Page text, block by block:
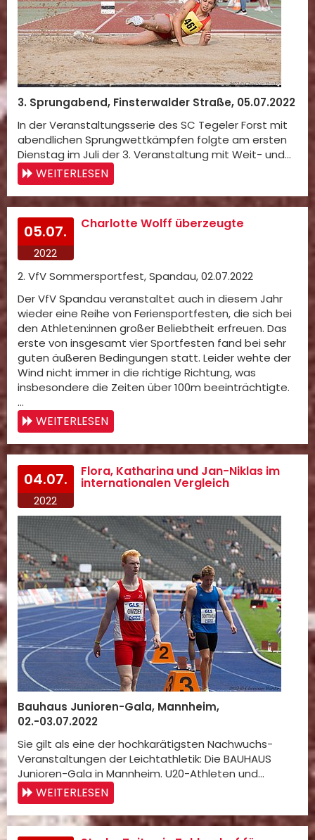
3. Sprungabend, Finsterwalder Straße, 05.07.2022
In der Veranstaltungsserie des SC Tegeler Forst mit
abendlichen Sprungwettkämpfen folgte am ersten
Dienstag im Juli der 3. Veranstaltung mit Weit- und…
WEITERLESEN
05.07.
2022
Charlotte Wolff überzeugte
2. VfV Sommersportfest, Spandau, 02.07.2022
Der VfV Spandau veranstaltet auch in diesem Jahr
wieder eine Reihe von Feriensportfesten, die sich bei
den Athleten:innen großer Beliebtheit erfreuen. Das
erste von insgesamt vier Sportfesten fand bei sehr
guten äußeren Bedingungen statt. Leider wehte der
Wind nicht immer in die richtige Richtung, was
insbesondere die Zeiten über 100m beeinträchtigte.
…
WEITERLESEN
04.07.
2022
Flora, Katharina und Jan-Niklas im
internationalen Vergleich
Bauhaus Junioren-Gala, Mannheim,
02.-03.07.2022
Sie gilt als eine der hochkarätigsten Nachwuchs-
Veranstaltungen der Leichtathletik: Die BAUHAUS
Junioren-Gala in Mannheim. U20-Athleten und…
WEITERLESEN